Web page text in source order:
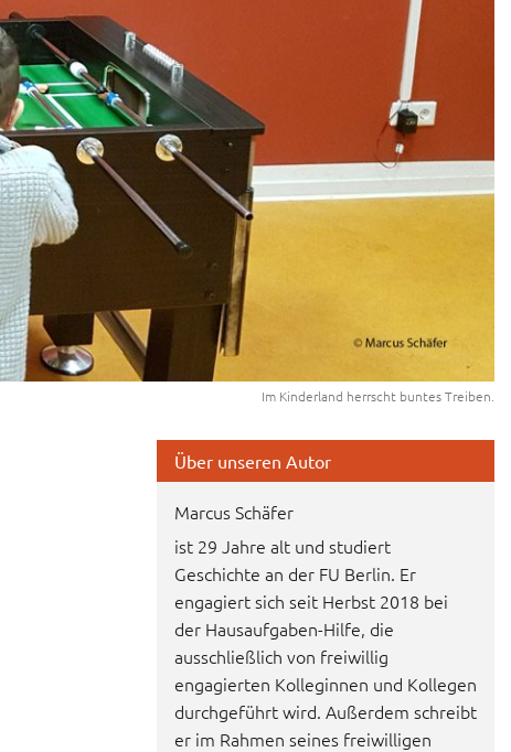
Im Kinderland herrscht buntes Treiben.
Über unseren Autor
Marcus Schäfer
ist 29 Jahre alt und studiert
Geschichte an der FU Berlin. Er
engagiert sich seit Herbst 2018 bei
der Hausaufgaben-Hilfe, die
ausschließlich von freiwillig
engagierten Kolleginnen und Kollegen
durchgeführt wird. Außerdem schreibt
er im Rahmen seines freiwilligen